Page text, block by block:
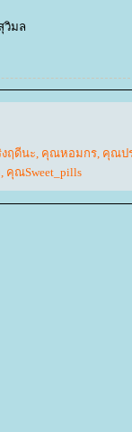
วิมล
ฤดีนะ, คุณหอมกร, คุณป
, คุณSweet_pills